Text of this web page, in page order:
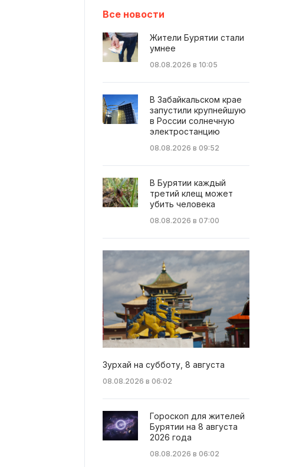
Все новости
Жители Бурятии стали
умнее
08.08.2026 в 10:05
В Забайкальском крае
запустили крупнейшую
в России солнечную
электростанцию
08.08.2026 в 09:52
В Бурятии каждый
третий клещ может
убить человека
08.08.2026 в 07:00
Зурхай на субботу, 8 августа
08.08.2026 в 06:02
Гороскоп для жителей
Бурятии на 8 августа
2026 года
08.08.2026 в 06:02